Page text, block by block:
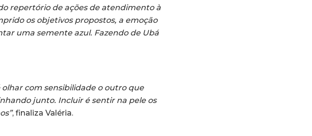
repertório de ações de atendimento à
os objetivos propostos, a emoção
uma semente azul. Fazendo de Ubá
com sensibilidade o outro que
junto. Incluir é sentir na pele os
, finaliza Valéria.